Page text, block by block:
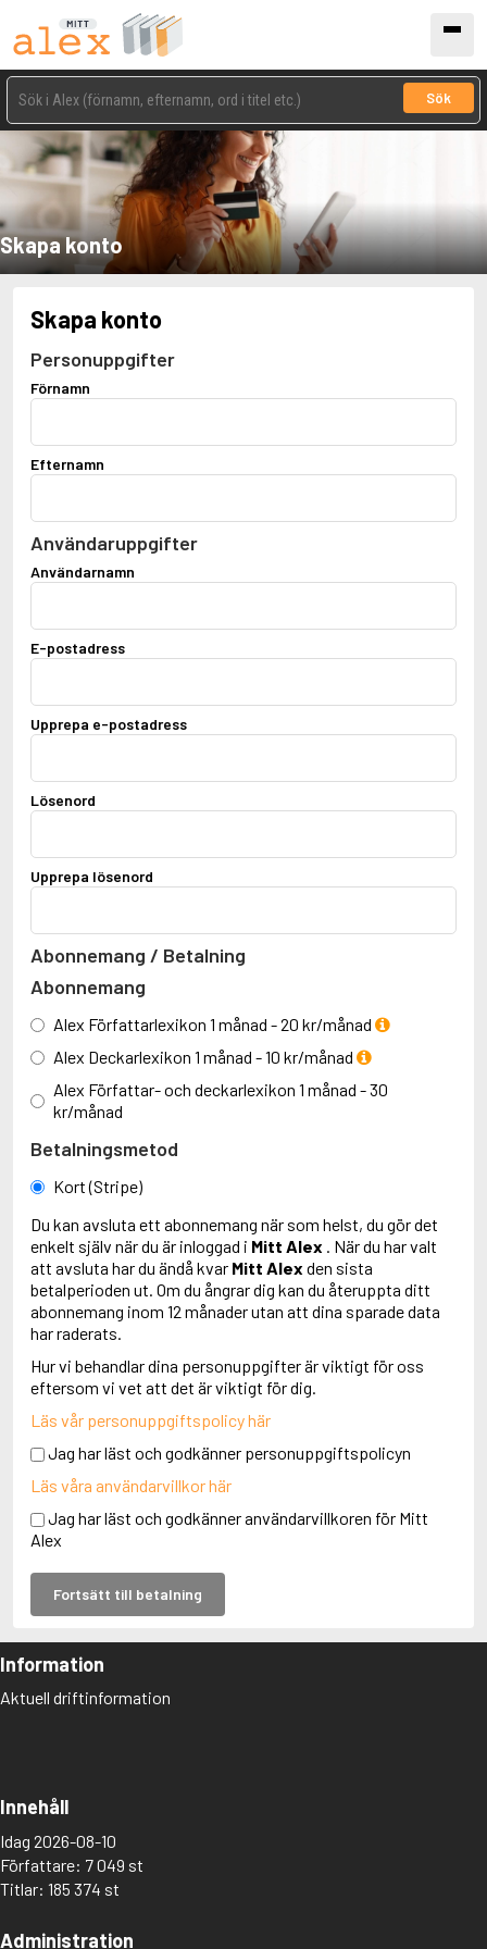
Sök
Skapa konto
Skapa konto
Personuppgifter
Förnamn
Efternamn
Användaruppgifter
Användarnamn
E-postadress
Upprepa e-postadress
Lösenord
Upprepa lösenord
Abonnemang / Betalning
Abonnemang
Alex Författarlexikon 1 månad - 20 kr/månad
Alex Deckarlexikon 1 månad - 10 kr/månad
Alex Författar- och deckarlexikon 1 månad - 30
kr/månad
Betalningsmetod
Kort (Stripe)
Du kan avsluta ett abonnemang när som helst, du gör det
enkelt själv när du är inloggad i Mitt Alex . När du har valt
att avsluta har du ändå kvar Mitt Alex den sista
betalperioden ut. Om du ångrar dig kan du återuppta ditt
abonnemang inom 12 månader utan att dina sparade data
har raderats.
Hur vi behandlar dina personuppgifter är viktigt för oss
eftersom vi vet att det är viktigt för dig.
Läs vår personuppgiftspolicy här
Jag har läst och godkänner personuppgiftspolicyn
Läs våra användarvillkor här
Jag har läst och godkänner användarvillkoren för Mitt
Alex
Fortsätt till betalning
Information
Aktuell driftinformation
Innehåll
Idag 2026-08-10
Författare: 7 049 st
Titlar: 185 374 st
Administration